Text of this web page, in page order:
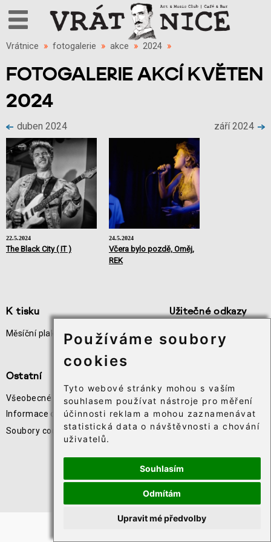
Používáme soubory
cookies
Tyto webové stránky mohou s vaším
souhlasem používat nástroje pro měření
účinnosti reklam a mohou zaznamenávat
statistická data o návštěvnosti a chování
uživatelů.
Souhlasím
Odmítám
Upravit mé předvolby
Vrátnice » fotogalerie » akce » 2024 »
FOTOGALERIE AKCÍ KVĚTEN
2024
duben 2024 září 2024
22.5.2024
The Black City ( IT )
24.5.2024
Včera bylo pozdě, Oměj,
REK
K tisku
Měsíční plakát akcí
Užitečné odkazy
Odběr novinek
Ostatní
Všeobecné obchodní podmínky
Informace o zpracování osobních údajů
Soubory cookie⸱